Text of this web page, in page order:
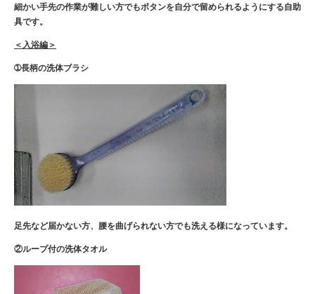
細かい手先の作業が難しい方でもボタンを自分で留められるようにする自助
具です。
＜入浴編＞
➀長柄の洗体ブラシ
足先など届かない方、腰を曲げられない方でも洗える様になっています。
②ループ付の洗体タオル